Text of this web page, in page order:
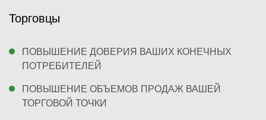
Торговцы
ПОВЫШЕНИЕ ДОВЕРИЯ ВАШИХ КОНЕЧНЫХ
ПОТРЕБИТЕЛЕЙ
ПОВЫШЕНИЕ ОБЪЕМОВ ПРОДАЖ ВАШЕЙ
ТОРГОВОЙ ТОЧКИ